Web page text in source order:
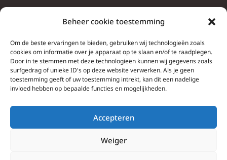
Beheer cookie toestemming
Om de beste ervaringen te bieden, gebruiken wij technologieën zoals
cookies om informatie over je apparaat op te slaan en/of te raadplegen.
Door in te stemmen met deze technologieën kunnen wij gegevens zoals
surfgedrag of unieke ID's op deze website verwerken. Als je geen
toestemming geeft of uw toestemming intrekt, kan dit een nadelige
invloed hebben op bepaalde functies en mogelijkheden.
Accepteren
Weiger
Wonen
Info
Contacteer ons